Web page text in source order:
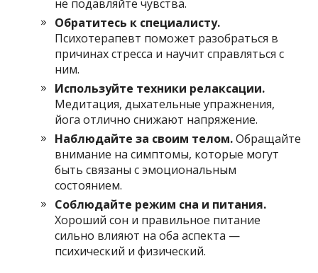
не подавляйте чувства.
Обратитесь к специалисту.
Психотерапевт поможет разобраться в
причинах стресса и научит справляться с
ним.
Используйте техники релаксации.
Медитация, дыхательные упражнения,
йога отлично снижают напряжение.
Наблюдайте за своим телом.Обращайте
внимание на симптомы, которые могут
быть связаны с эмоциональным
состоянием.
Соблюдайте режим сна и питания.
Хороший сон и правильное питание
сильно влияют на оба аспекта —
психический и физический.